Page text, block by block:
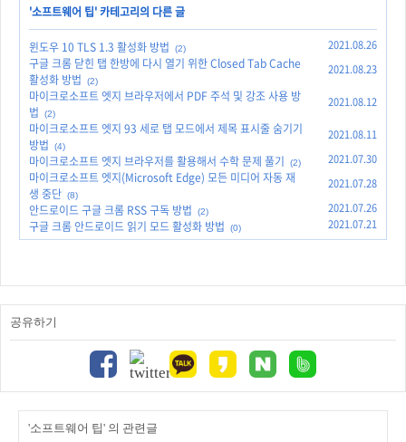
'소프트웨어 팁' 카테고리의 다른 글
윈도우 10 TLS 1.3 활성화 방법 (2) 2021.08.26
구글 크롬 닫힌 탭 한방에 다시 열기 위한 Closed Tab Cache
활성화 방법
(2)
2021.08.23
마이크로소프트 엣지 브라우저에서 PDF 주석 및 강조 사용 방
법
(2)
2021.08.12
마이크로소프트 엣지 93 세로 탭 모드에서 제목 표시줄 숨기기
방법
(4)
2021.08.11
마이크로소프트 엣지 브라우저를 활용해서 수학 문제 풀기 (2) 2021.07.30
마이크로소프트 엣지(Microsoft Edge) 모든 미디어 자동 재
생 중단 (8)
2021.07.28
안드로이드 구글 크롬 RSS 구독 방법 (2) 2021.07.26
구글 크롬 안드로이드 읽기 모드 활성화 방법 (0) 2021.07.21
공유하기
'소프트웨어 팁' 의 관련글